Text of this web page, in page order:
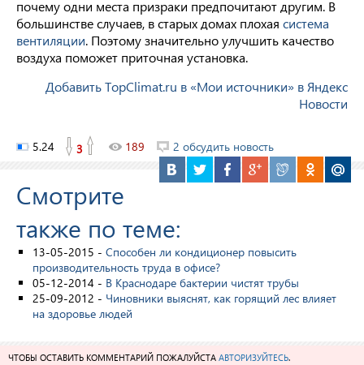
почему одни места призраки предпочитают другим. В
большинстве случаев, в старых домах плохая система
вентиляции. Поэтому значительно улучшить качество
воздуха поможет приточная установка.
Добавить TopClimat.ru в «Мои источники» в Яндекс
Новости
5.24 3 189 2 обсудить новость
Смотрите
также по теме:
13-05-2015 - Способен ли кондиционер повысить
производительность труда в офисе?
05-12-2014 - В Краснодаре бактерии чистят трубы
25-09-2012 - Чиновники выяснят, как горящий лес влияет
на здоровье людей
ЧТОБЫ ОСТАВИТЬ КОММЕНТАРИЙ ПОЖАЛУЙСТА АВТОРИЗУЙТЕСЬ.